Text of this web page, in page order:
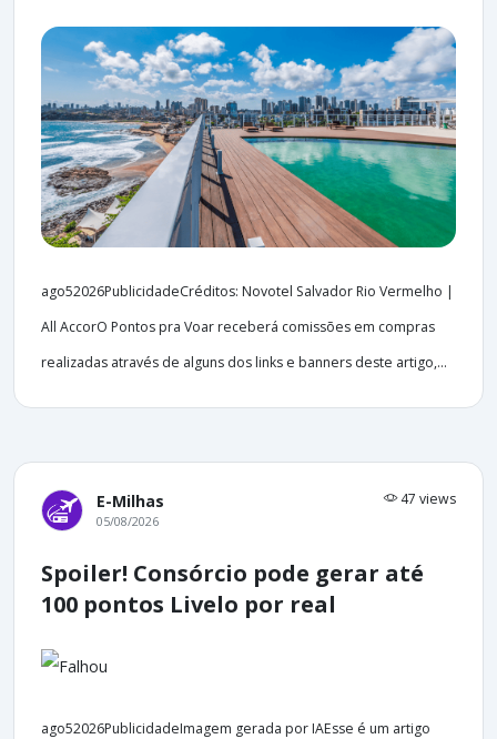
ago52026PublicidadeCréditos: Novotel Salvador Rio Vermelho |
All AccorO Pontos pra Voar receberá comissões em compras
realizadas através de alguns dos links e banners deste artigo,...
E-Milhas 47 views
05/08/2026
Spoiler! Consórcio pode gerar até
100 pontos Livelo por real
ago52026PublicidadeImagem gerada por IAEsse é um artigo